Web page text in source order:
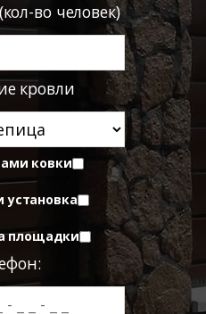
во человек)
кровли
ковки
установка
площадки